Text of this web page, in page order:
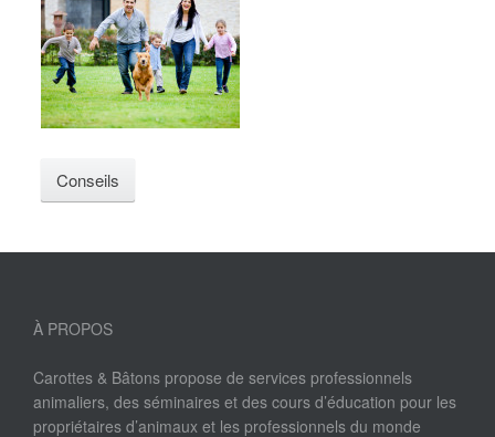
Conseils
À PROPOS
Carottes & Bâtons propose de services professionnels
animaliers, des séminaires et des cours d’éducation pour les
propriétaires d’animaux et les professionnels du monde